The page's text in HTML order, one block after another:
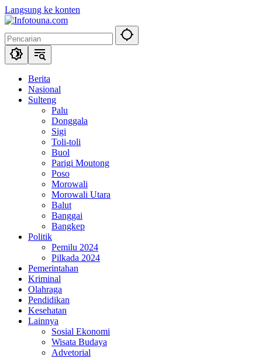
Langsung ke konten
Berita
Nasional
Sulteng
Palu
Donggala
Sigi
Toli-toli
Buol
Parigi Moutong
Poso
Morowali
Morowali Utara
Balut
Banggai
Bangkep
Politik
Pemilu 2024
Pilkada 2024
Pemerintahan
Kriminal
Olahraga
Pendidikan
Kesehatan
Lainnya
Sosial Ekonomi
Wisata Budaya
Advetorial